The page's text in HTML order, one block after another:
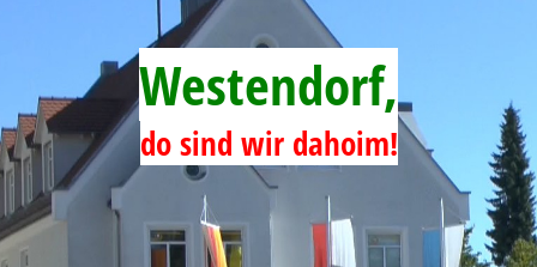
Westendorf,
do sind wir dahoim!